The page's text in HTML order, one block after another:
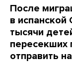
После
в
тысячи
пересекших
отправить